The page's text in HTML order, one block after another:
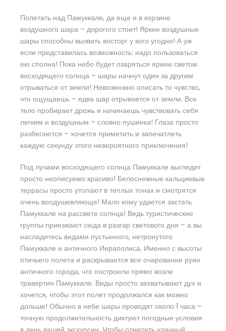
Полетать над Памуккале, да еще и в корзине
воздушного шара – дорогого стоит! Яркие воздушные
шары способны вызвать восторг у кого угодно! А уж
если представилась возможность: надо пользоваться
ею сполна! Пока небо будет озаряться ярким светом
восходящего солнца – шары начнут один за другим
отрываться от земли! Невозможно описать то чувство,
что ощущаешь – едва шар отрывается от земли. Все
тело пробирает дрожь и начинаешь чувствовать себя
легким и воздушным – словно пушинка! Глаза просто
разбегаются – хочется приметить и запечатлеть
каждую секунду этого невероятного приключения!
Под лучами восходящего солнца Памуккале выглядит
просто неописуемо красиво! Белоснежные кальциевые
террасы просто утопают в теплых тонах и смотрятся
очень воодушевляюще! Мало кому удается застать
Памуккале на рассвете солнца! Ведь туристические
группы приезжают сюда в разгар светового дня – а вы
насладитесь видами пустынного, нетронутого
Памуккале и античного Иераполиса. Именно с высоты
птичьего полета и раскрывается все очарование руин
античного города, что построили прямо возле
травертин Памуккале. Виды просто захватывают дух и
хочется, чтобы этот полет продолжался как можно
дольше! Обычно в небе шары проводят около 1 часа –
точную продолжительность диктуют погодные условия